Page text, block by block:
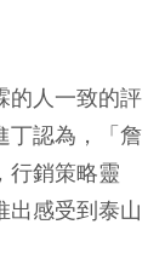
的人一致的評
丁認為，「詹
行銷策略靈
出感受到泰山